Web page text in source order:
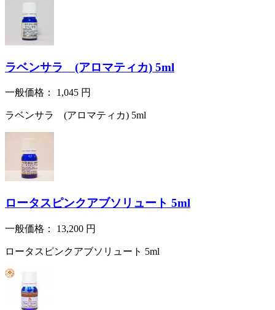
ラベンサラ (アロマティカ) 5ml
一般価格： 1,045 円
ラベンサラ (アロマティカ) 5ml
ロータスピンクアブソリュート 5ml
一般価格： 13,200 円
ロータスピンクアブソリュート 5ml